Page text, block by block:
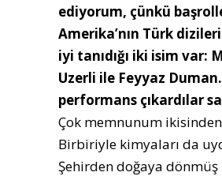
ediyorum, çünkü
Amerika’nın Türk
iyi tanıdığı iki isim var:
Uzerli ile Feyyaz
performans çıkardılar
Çok memnunum
Birbiriyle kimyaları da
Şehirden doğaya dönmüş